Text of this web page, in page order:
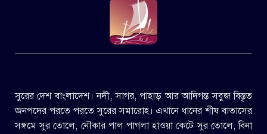
সুরের দেশ বাংলাদেশ। নদী, সাগর, পাহাড় আর আদিগন্ত সবুজ বিস্তৃত
জনপদের পরতে পরতে সুরের সমারোহ। এখানে ধানের শীষ বাতাসের
সঙ্গমে সুর তোলে, নৌকার পাল পাগলা হাওয়া কেটে সুর তোলে, বিনা